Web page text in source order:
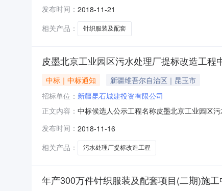
90日历天建造师姓名张红伟注册级别建筑工
拾玖元贰角捌分
发布时间： 2018-11-21
相关产品：
针织服装及配套
皮墨北京工业园区污水处理厂提标改造工程
中标｜中标通知
新疆维吾尔自治区｜昆玉市
招标单位： 新疆昆石城建投资有限公司
正文内容： 中标候选人公示工程名称皮墨北京工业园区
注册级别建筑工程二级注册证书编号新
写7716215.930
发布时间： 2018-11-16
相关产品：
污水处理厂提标改造工程
年产300万件针织服装及配套项目(二期)施